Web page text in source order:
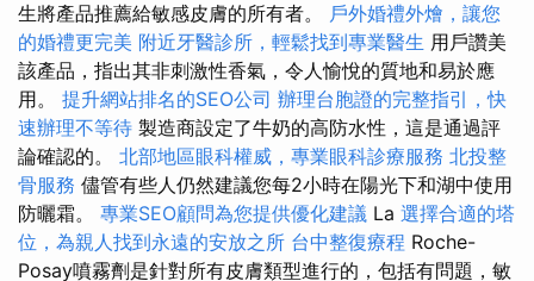
生將產品推薦給敏感皮膚的所有者。 戶外婚禮外燴，讓您
的婚禮更完美 附近牙醫診所，輕鬆找到專業醫生 用戶讚美
該產品，指出其非刺激性香氣，令人愉悅的質地和易於應
用。 提升網站排名的SEO公司 辦理台胞證的完整指引，快
速辦理不等待 製造商設定了牛奶的高防水性，這是通過評
論確認的。 北部地區眼科權威，專業眼科診療服務 北投整
骨服務 儘管有些人仍然建議您每2小時在陽光下和湖中使用
防曬霜。 專業SEO顧問為您提供優化建議 La 選擇合適的塔
位，為親人找到永遠的安放之所 台中整復療程 Roche-
Posay噴霧劑是針對所有皮膚類型進行的，包括有問題，敏